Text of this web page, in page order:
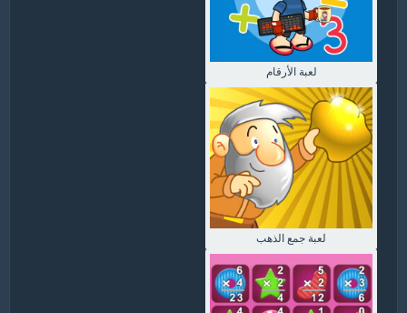
لعبة الأرقام
لعبة جمع الذهب